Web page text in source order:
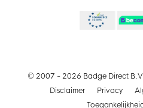
© 2007 - 2026 Badge Direct B.V
Disclaimer
Privacy